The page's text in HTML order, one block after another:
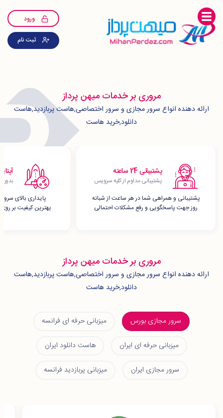
ورود
ثبت نام
مروری بر خدمات میهن پرداز
ارائه دهنده انواع سرور مجازی و سرور اختصاصی,هاست پربازدید,هاست
دانلود,خرید هاست
پشتیبانی 24 ساعته
پشتیبانی مداوم از کلیه سرویس
پشتیبانی و همراهی شما در هر ساعت از شبانه
روز جهت پاسخگویی و رفع مشکلات احتمالی
آپتایم 99
پایداری بالای
یهترین کیفیت بر
مروری بر خدمات میهن پرداز
ارائه دهنده انواع سرور مجازی و سرور اختصاصی,هاست پربازدید,هاست
دانلود,خرید هاست
سرور مجازی بورس میزبانی حرفه ای فرانسه
میزبانی حرفه ای ایران هاست دانلود ایران
سرور مجازی ایران میزبانی پربازدید فرانسه